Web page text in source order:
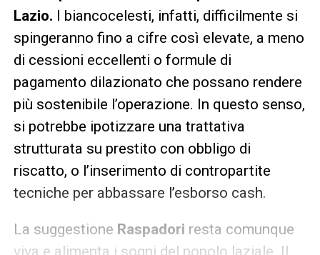
Lazio. I biancocelesti, infatti, difficilmente si
spingeranno fino a cifre così elevate, a meno
di cessioni eccellenti o formule di
pagamento dilazionato che possano rendere
più sostenibile l’operazione. In questo senso,
si potrebbe ipotizzare una trattativa
strutturata su prestito con obbligo di
riscatto, o l’inserimento di contropartite
tecniche per abbassare l’esborso cash.
La suggestione Raspadori resta comunque